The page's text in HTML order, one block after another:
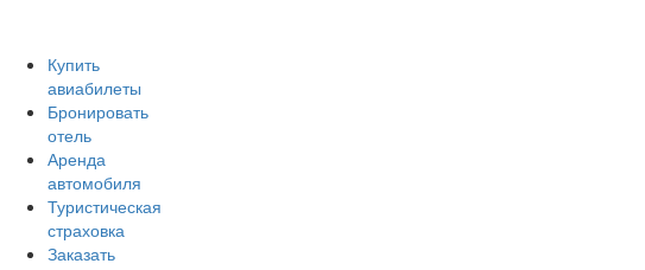
Купить
авиабилеты
Бронировать
отель
Аренда
автомобиля
Туристическая
страховка
Заказать